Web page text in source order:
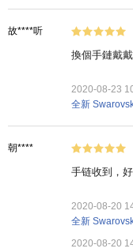
故****听
換個手鏈戴
2020-08-23
全新
朝****
手链收到，
2020-08-20
2020-08-20